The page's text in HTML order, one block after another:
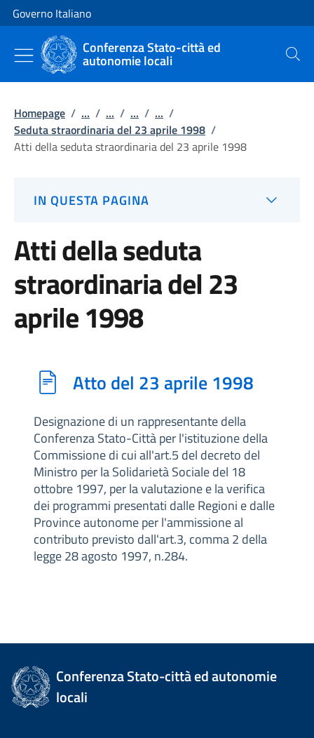
Vai al contenuto
Vai alla navigazione del sito
Governo Italiano
Conferenza Stato-città ed
autonomie locali Cerca
Homepage / ... / ... / ... / ... /
Seduta straordinaria del 23 aprile 1998 /
Atti della seduta straordinaria del 23 aprile 1998
IN QUESTA PAGINA
Atti della seduta
straordinaria del 23
aprile 1998
Atto del 23 aprile 1998
Designazione di un rappresentante della
Conferenza Stato-Città per l'istituzione della
Commissione di cui all'art.5 del decreto del
Ministro per la Solidarietà Sociale del 18
ottobre 1997, per la valutazione e la verifica
dei programmi presentati dalle Regioni e dalle
Province autonome per l'ammissione al
contributo previsto dall'art.3, comma 2 della
legge 28 agosto 1997, n.284.
Conferenza Stato-città ed autonomie
locali